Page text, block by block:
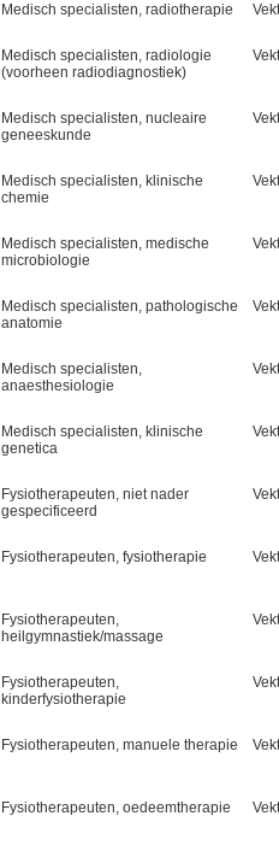
Medisch specialisten, radiotherapie
Medisch specialisten, radiologie
(voorheen radiodiagnostiek)
Medisch specialisten, nucleaire
geneeskunde
Medisch specialisten, klinische
chemie
Medisch specialisten, medische
microbiologie
Medisch specialisten, pathologische
anatomie
Medisch specialisten,
anaesthesiologie
Medisch specialisten, klinische
genetica
Fysiotherapeuten, niet nader
gespecificeerd
Fysiotherapeuten, fysiotherapie
Fysiotherapeuten,
heilgymnastiek/massage
Fysiotherapeuten,
kinderfysiotherapie
Fysiotherapeuten, manuele therapie
Fysiotherapeuten, oedeemtherapie